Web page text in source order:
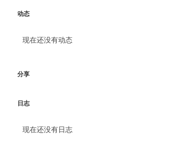
动态
现在还没有动态
分享
日志
现在还没有日志